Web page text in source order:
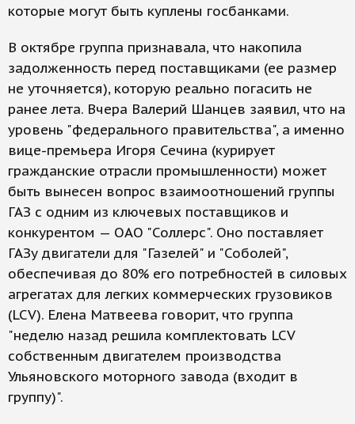
которые могут быть куплены госбанками.
В октябре группа признавала, что накопила
задолженность перед поставщиками (ее размер
не уточняется), которую реально погасить не
ранее лета. Вчера Валерий Шанцев заявил, что на
уровень "федерального правительства", а именно
вице-премьера Игоря Сечина (курирует
гражданские отрасли промышленности) может
быть вынесен вопрос взаимоотношений группы
ГАЗ с одним из ключевых поставщиков и
конкурентом — ОАО "Соллерс". Оно поставляет
ГАЗу двигатели для "Газелей" и "Соболей",
обеспечивая до 80% его потребностей в силовых
агрегатах для легких коммерческих грузовиков
(LCV). Елена Матвеева говорит, что группа
"неделю назад решила комплектовать LCV
собственным двигателем производства
Ульяновского моторного завода (входит в
группу)".